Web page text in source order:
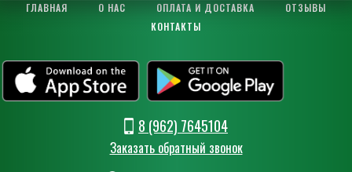
ГЛАВНАЯ О НАС ОПЛАТА И ДОСТАВКА
ОТЗЫВЫ
КОНТАКТЫ
8 (962) 7645104
Заказать обратный звонок